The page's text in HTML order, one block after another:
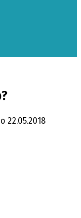
22.05.2018